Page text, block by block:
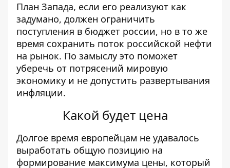
План Запада, если его реализуют как
задумано, должен ограничить
поступления в бюджет россии, но в то же
время сохранить поток российской нефти
на рынок. По замыслу это поможет
уберечь от потрясений мировую
экономику и не допустить развертывания
инфляции.
Какой будет цена
Долгое время европейцам не удавалось
выработать общую позицию на
формирование максимума цены, который